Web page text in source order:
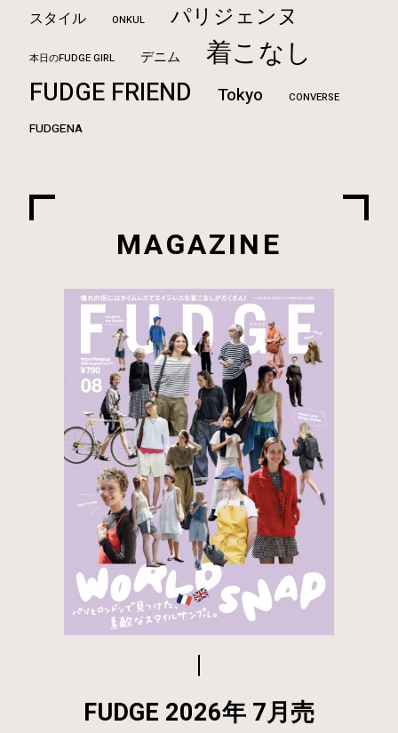
スタイル ONKUL パリジェンヌ
本日のFUDGE GIRL デニム 着こなし
FUDGE FRIEND Tokyo CONVERSE
FUDGENA
MAGAZINE
FUDGE 2026年 7月売